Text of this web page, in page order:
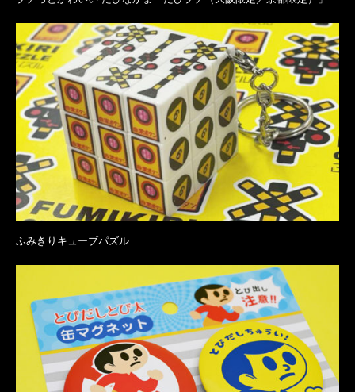
ふみきりキューブパズル